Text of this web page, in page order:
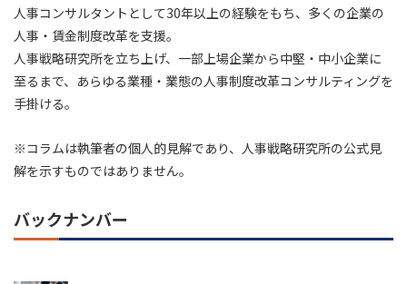
人事コンサルタントとして30年以上の経験をもち、多くの企業の
人事・賃金制度改革を支援。
人事戦略研究所を立ち上げ、一部上場企業から中堅・中小企業に
至るまで、あらゆる業種・業態の人事制度改革コンサルティングを
手掛ける。
※コラムは執筆者の個人的見解であり、人事戦略研究所の公式見
解を示すものではありません。
バックナンバー